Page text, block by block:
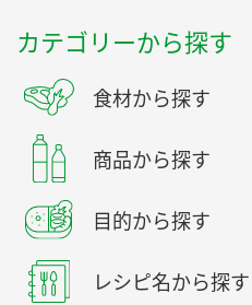
カテゴリーから探す
食材から探す
商品から探す
目的から探す
レシピ名から探す